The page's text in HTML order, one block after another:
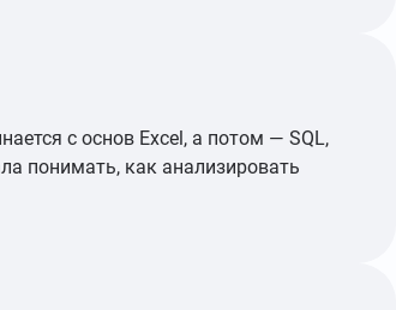
с основ Excel, а потом — SQL,
понимать, как анализировать